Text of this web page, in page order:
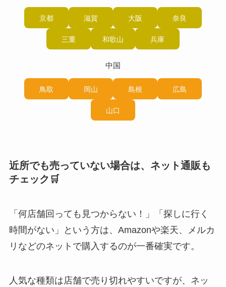
京都 滋賀 大阪 奈良
三重 和歌山 兵庫
中国
鳥取 岡山 島根 広島
山口
近所でも売っていない場合は、ネット通販も
チェック🛒
「何店舗回っても見つからない！」「探しに行く
時間がない」という方は、Amazonや楽天、メルカ
リなどのネットで購入するのが一番確実です。
人気な種類は店舗で売り切れやすいですが、ネッ